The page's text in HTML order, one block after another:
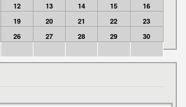
12 13 14 15
16
19 20 21 22
23
26 27 28 29
30